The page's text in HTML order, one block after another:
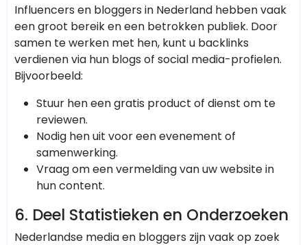
Influencers en bloggers in Nederland hebben vaak
een groot bereik en een betrokken publiek. Door
samen te werken met hen, kunt u backlinks
verdienen via hun blogs of social media-profielen.
Bijvoorbeeld:
Stuur hen een gratis product of dienst om te
reviewen.
Nodig hen uit voor een evenement of
samenwerking.
Vraag om een vermelding van uw website in
hun content.
6. Deel Statistieken en Onderzoeken
Nederlandse media en bloggers zijn vaak op zoek